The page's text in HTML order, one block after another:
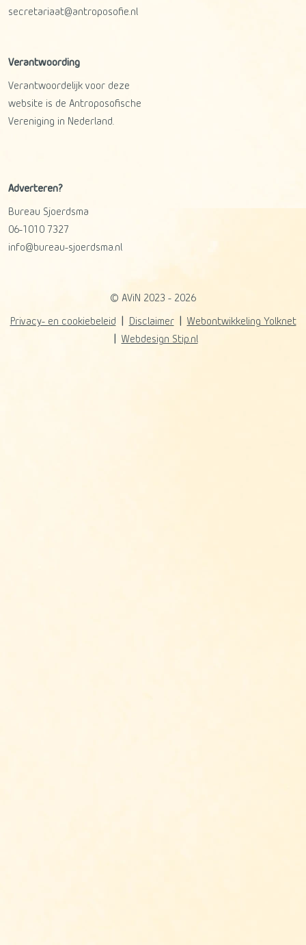
secretariaat@antroposofie.nl
Verantwoording
Verantwoordelijk voor deze
website is de Antroposofische
Vereniging in Nederland.
Adverteren?
Bureau Sjoerdsma
06-1010 7327
info@bureau-sjoerdsma.nl
© AViN 2023 - 2026
Privacy- en cookiebeleid Disclaimer
Webontwikkeling Yolknet
Webdesign Stip.nl